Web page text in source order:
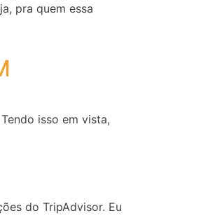
pra quem essa
isso em vista,
do TripAdvisor. Eu